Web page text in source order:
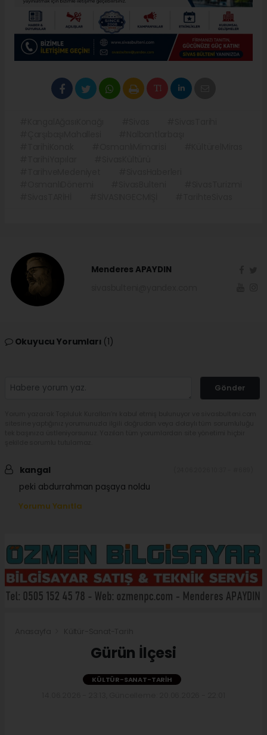
Menderes APAYDIN
Okuyucu Yorumları (1)
Gönder
kangal
peki abdurrahman paşaya noldu
Yorumu Yanıtla
Gürün İlçesi
KÜLTÜR-SANAT-TARIH